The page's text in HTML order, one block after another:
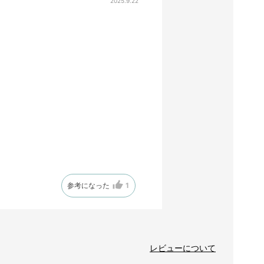
参考になった 1
レビューについて